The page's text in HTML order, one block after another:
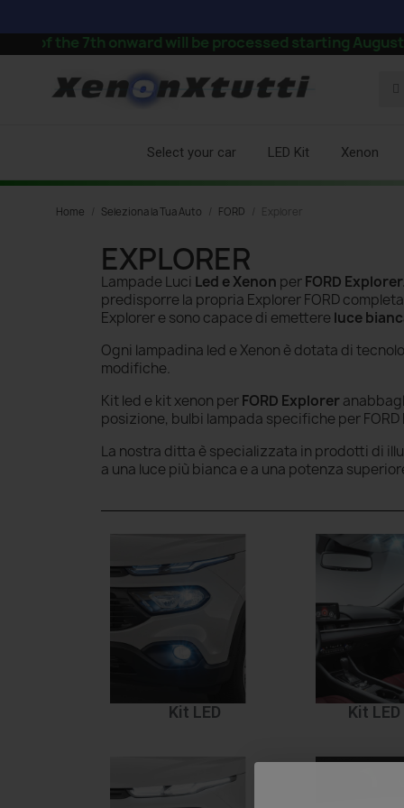
of the 7th onward will be processed starting August 24.⚡
Select your car LED Kit Xenon
Home Seleziona la Tua Auto FORD Explorer
EXPLORER
Lampade Luci Led e Xenon perFORD Explorer.
predisporre la propria Explorer FORD
Explorer e sono capace di emettere luce
Ogni lampadina led e Xenon è dotata di
modifiche.
Kit led e kit xenon perFORD Explorer
posizione, bulbi lampada specifiche per
La nostra ditta è specializzata in prodotti di
a una luce più bianca e a una potenza
Kit LED Kit